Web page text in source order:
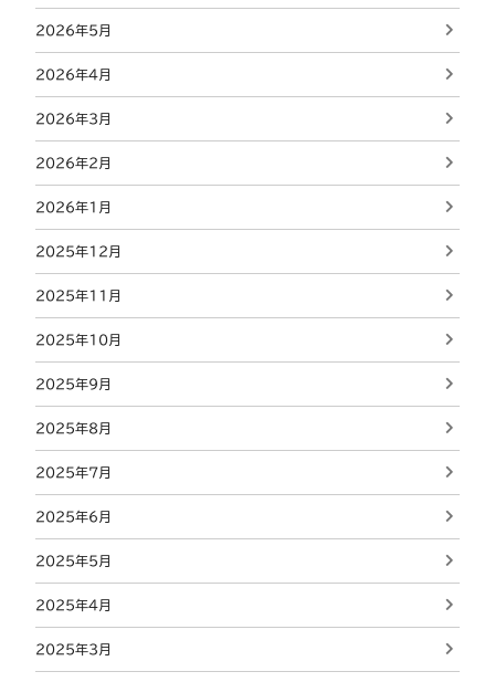
2026年5月
2026年4月
2026年3月
2026年2月
2026年1月
2025年12月
2025年11月
2025年10月
2025年9月
2025年8月
2025年7月
2025年6月
2025年5月
2025年4月
2025年3月